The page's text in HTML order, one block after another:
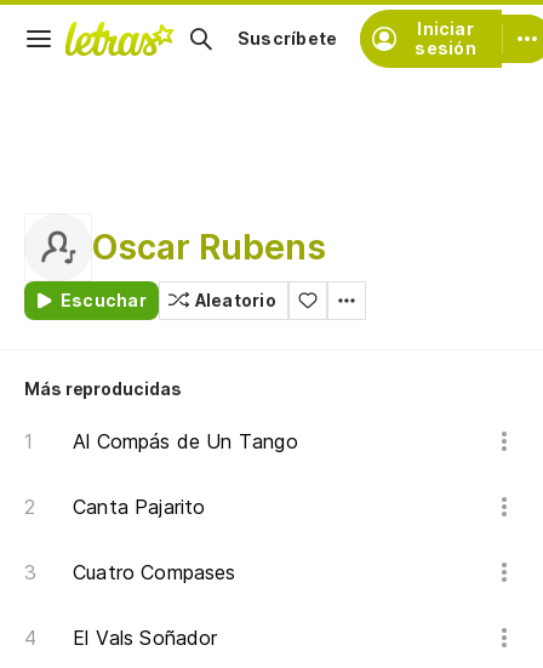
Iniciar
sesión
Suscríbete
Oscar Rubens
Escuchar Aleatorio
Más reproducidas
Al Compás de Un Tango
Canta Pajarito
Cuatro Compases
El Vals Soñador